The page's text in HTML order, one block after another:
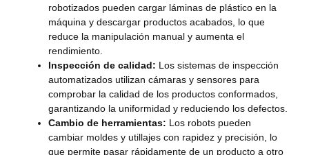
robotizados pueden cargar láminas de plástico en la
máquina y descargar productos acabados, lo que
reduce la manipulación manual y aumenta el
rendimiento.
Inspección de calidad: Los sistemas de inspección
automatizados utilizan cámaras y sensores para
comprobar la calidad de los productos conformados,
garantizando la uniformidad y reduciendo los defectos.
Cambio de herramientas: Los robots pueden
cambiar moldes y utillajes con rapidez y precisión, lo
que permite pasar rápidamente de un producto a otro